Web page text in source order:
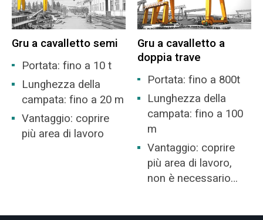
Gru a cavalletto semi
Portata: fino a 10 t
Lunghezza della
campata: fino a 20 m
Vantaggio: coprire
più area di lavoro
Gru a cavalletto a
doppia trave
Portata: fino a 800t
Lunghezza della
campata: fino a 100
m
Vantaggio: coprire
più area di lavoro,
non è necessario